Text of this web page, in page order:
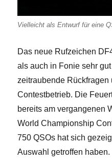
Vielleicht als Entwurf für eine
Das neue Rufzeichen
als auch in Fonie sehr
zeitraubende Rückfragen
Contestbetrieb. Die
bereits am vergangenen
World Championship
750 QSOs hat sich
Auswahl getroffen haben.